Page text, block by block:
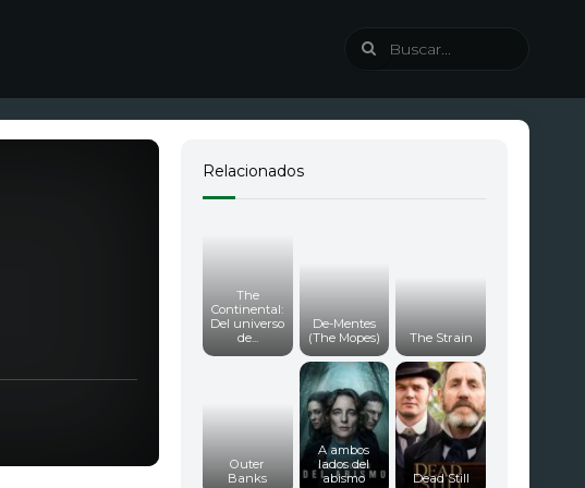
Relacionados
The
Continental:
Del universo
de...
De-Mentes
(The Mopes)
The Strain
Outer
Banks
A ambos
lados del
abismo
Dead Still